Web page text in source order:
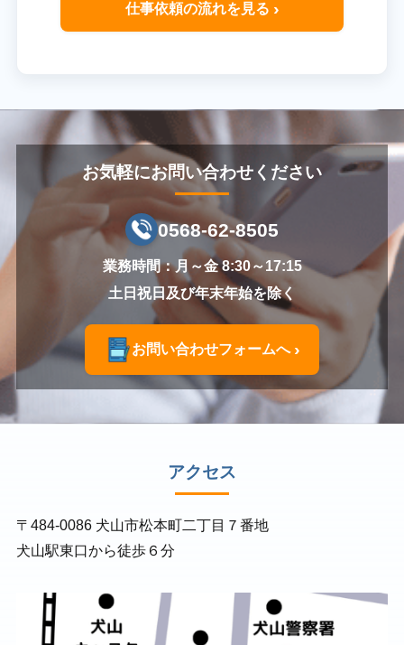
仕事依頼の流れを見る
お気軽にお問い合わせください
0568-62-8505
業務時間：月～金 8:30～17:15
土日祝日及び年末年始を除く
お問い合わせフォームへ
アクセス
〒484-0086 犬山市松本町二丁目７番地
犬山駅東口から徒歩６分